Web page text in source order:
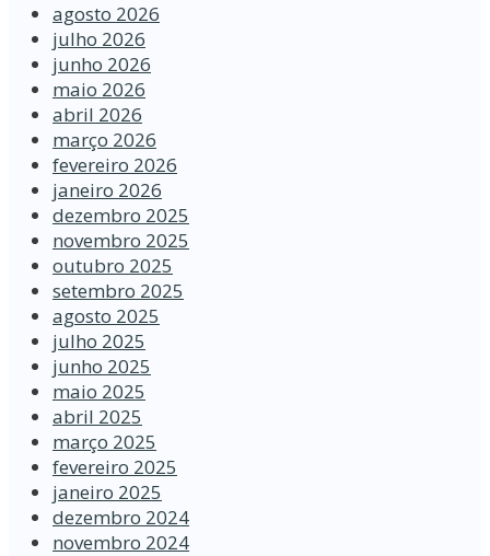
agosto 2026
julho 2026
junho 2026
maio 2026
abril 2026
março 2026
fevereiro 2026
janeiro 2026
dezembro 2025
novembro 2025
outubro 2025
setembro 2025
agosto 2025
julho 2025
junho 2025
maio 2025
abril 2025
março 2025
fevereiro 2025
janeiro 2025
dezembro 2024
novembro 2024